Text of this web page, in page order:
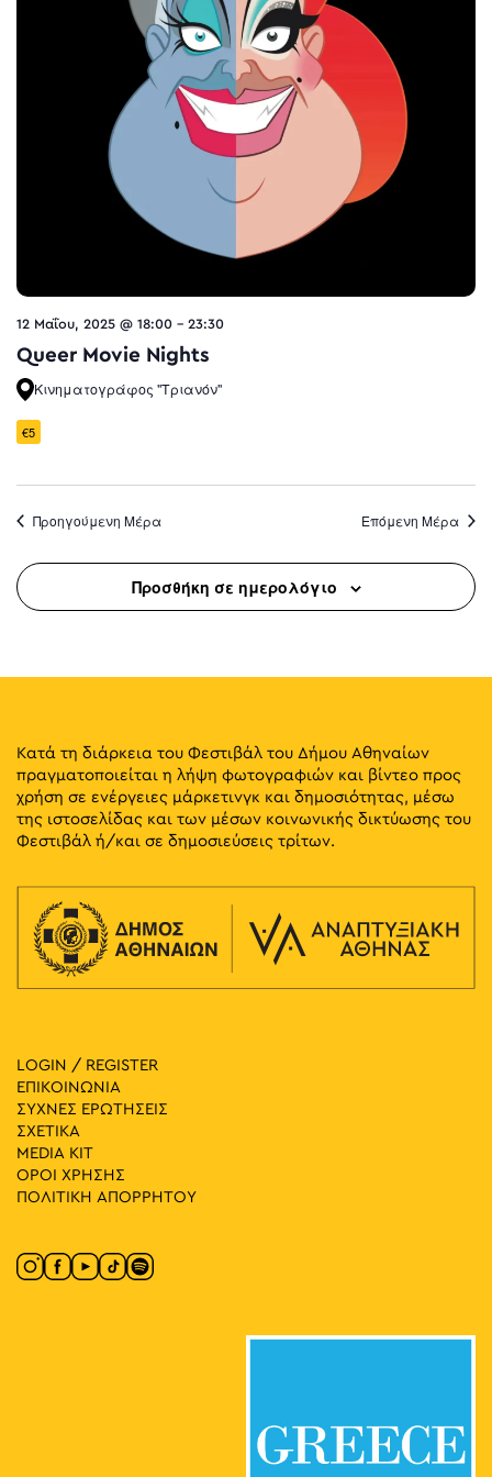
12 Μαΐου, 2025 @ 18:00 - 23:30
Queer Movie Nights
Κινηματογράφος "Τριανόν"
€5
Προηγούμενη Μέρα Επόμενη Μέρα
Προσθήκη σε ημερολόγιο
Κατά τη διάρκεια του Φεστιβάλ του Δήμου Αθηναίων
πραγματοποιείται η λήψη φωτογραφιών και βίντεο προς
χρήση σε ενέργειες μάρκετινγκ και δημοσιότητας, μέσω
της ιστοσελίδας και των μέσων κοινωνικής δικτύωσης του
Φεστιβάλ ή/και σε δημοσιεύσεις τρίτων.
LOGIN / REGISTER
ΕΠΙΚΟΙΝΩΝΙΑ
ΣΥΧΝΕΣ ΕΡΩΤΗΣΕΙΣ
ΣΧΕΤΙΚΑ
MEDIA ΚIT
ΟΡΟΙ ΧΡΗΣΗΣ
ΠΟΛΙΤΙΚΗ ΑΠΟΡΡΗΤΟΥ